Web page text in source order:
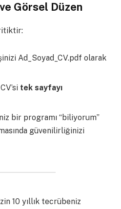
Görsel Düzen
Ad_Soyad_CV.pdf olarak
tek sayfayı
bir programı “biliyorum”
güvenilirliğinizi
10 yıllık tecrübeniz